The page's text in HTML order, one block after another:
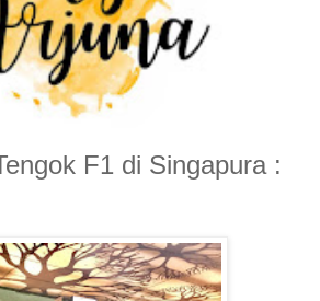
F1 di Singapura :